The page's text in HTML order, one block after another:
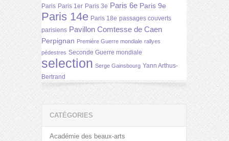
Paris Paris 1er Paris 3e Paris 6e Paris 9e
Paris 14e Paris 18e passages couverts
parisiens Pavillon Comtesse de Caen
Perpignan Première Guerre mondiale rallyes
pédestres Seconde Guerre mondiale
selection Serge Gainsbourg Yann Arthus-
Bertrand
CATÉGORIES
Académie des beaux-arts